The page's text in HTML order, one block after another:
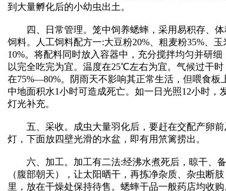
到大量孵化后的小幼虫出土。
四、日常管理。笼中饲养蟋蟀，采用易积存、体
饲料。人工饲料配方一:大豆粉20%、粗麦粉35%、
10%。将配料同时放入容器中，充分搅拌均匀并研
以完全吃完为宜。温度在25℃左右为宜。气候过干
在75%—80%。阴雨天不影响其正常生活，但喂食
中地面积水1小时可造成死亡。如一日光照12小时，
灯光补充。
五、采收。成虫大量羽化后，要赶在交配产卵前
灯，下面放四壁光滑的水盆，即有用笊篱捞出。
六、加工。加工有二法:经沸水煮死后，晾干、备
（腹部朝天），让太阳晒干，再拣净杂质、杂虫断
里，放在干燥处保持待售。蟋蟀干品一般药店均收购